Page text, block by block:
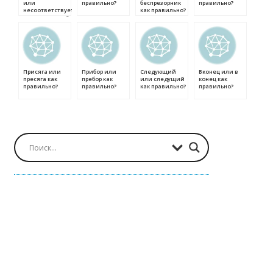
или
несоответствует
как правильно?
правильно?
беспрезорник
как правильно?
правильно?
Присяга или
пресяга как
правильно?
Прибор или
пребор как
правильно?
Следующий
или следущий
как правильно?
Вконец или в
конец как
правильно?